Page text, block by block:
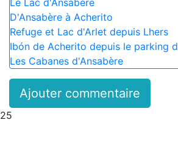
D'Ansabère à Acherito
Refuge et Lac d'Arlet depuis Lhers
Ibón de Acherito depuis le parking
Les Cabanes d'Ansabère
Ajouter commentaire
25